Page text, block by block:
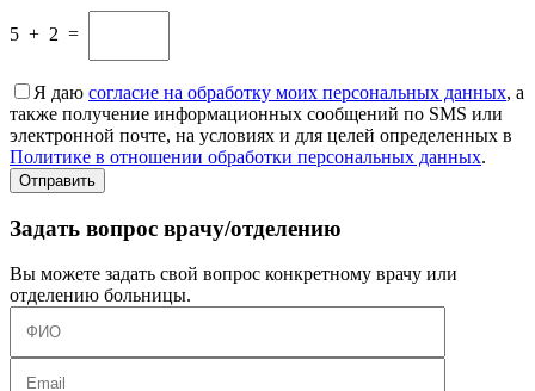
5 + 2 =
Я даю согласие на обработку моих персональных данных, а
также получение информационных сообщений по SMS или
электронной почте, на условиях и для целей определенных в
Политике в отношении обработки персональных данных.
Задать вопрос врачу/отделению
Вы можете задать свой вопрос конкретному врачу или
отделению больницы.